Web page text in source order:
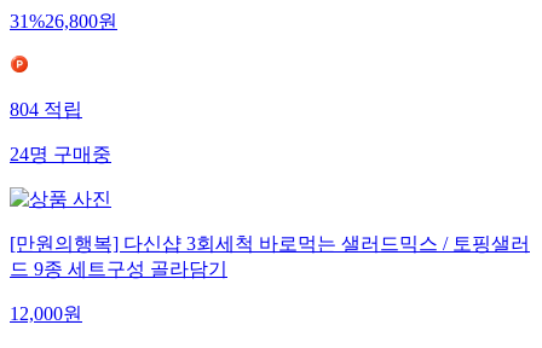
31%26,800원
804적립
24명구매중
[만원의행복] 다신샵 3회세척 바로먹는 샐러드믹스 / 토핑샐러
드 9종 세트구성 골라담기
12,000원